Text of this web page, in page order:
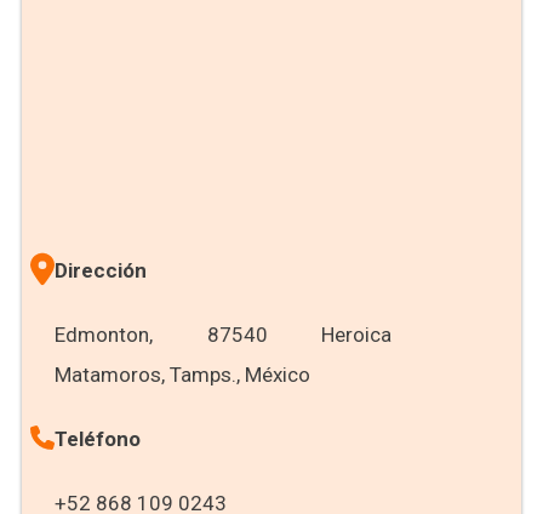
Dirección
Edmonton, 87540 Heroica
Matamoros, Tamps., México
Teléfono
+52 868 109 0243